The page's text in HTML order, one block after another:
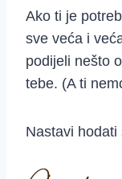
Ako ti je
sve veća i
podijeli nešto
tebe. (A ti
Nastavi hodati